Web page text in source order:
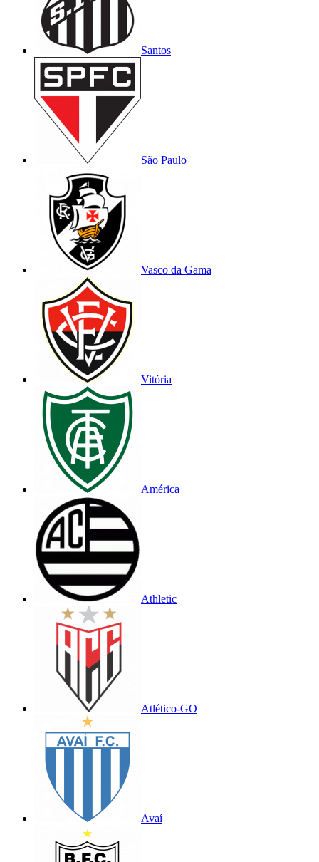
Santos
São Paulo
Vasco da Gama
Vitória
América
Athletic
Atlético-GO
Avaí